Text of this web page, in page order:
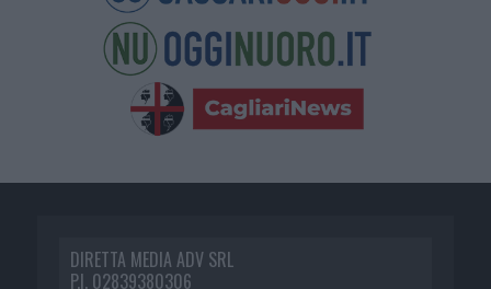
DIRETTA MEDIA ADV SRL
P.I. 02839380306